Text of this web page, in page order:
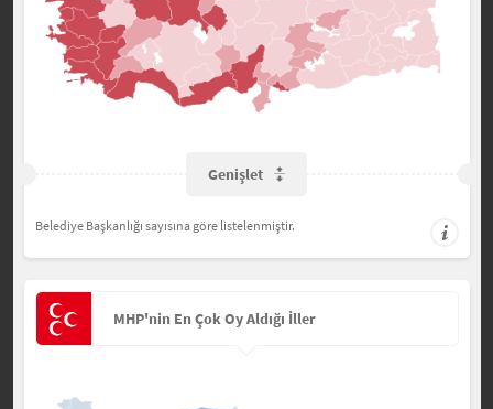
Genişlet
Belediye Başkanlığı sayısına göre listelenmiştir.
MHP'nin En Çok Oy Aldığı İller